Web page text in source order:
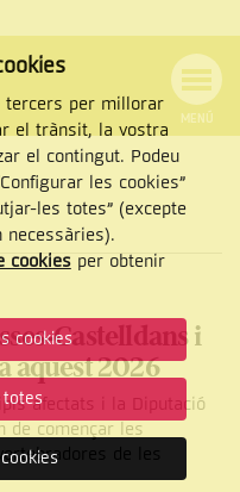
MENÚ
Castelldans i
aquest 2026
afectats i la Diputació
de començar les
de les
tercers per millorar
el trànsit, la vostra
el contingut. Podeu
les cookies”
les totes” (excepte
necessàries).
cookiesper obtenir
cookies
totes